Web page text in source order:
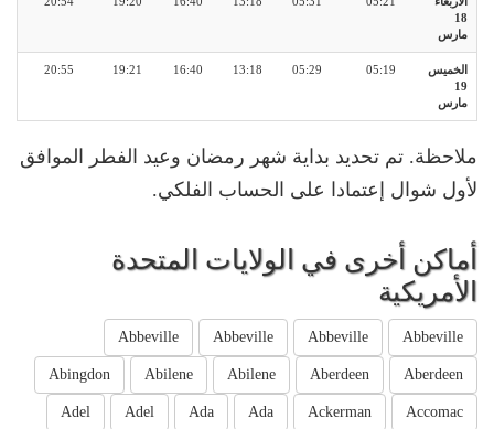
18
مارس
الخميس
19
مارس
05:19
05:29
13:18
16:40
19:21
20:55
ملاحظة. تم تحديد بداية شهر رمضان وعيد الفطر الموافق
لأول شوال إعتمادا على الحساب الفلكي.
أماكن أخرى في الولايات المتحدة
الأمريكية
Abbeville
Abbeville
Abbeville
Abbeville
Aberdeen
Aberdeen
Abilene
Abilene
Abingdon
Accomac
Ackerman
Ada
Ada
Adel
Adel